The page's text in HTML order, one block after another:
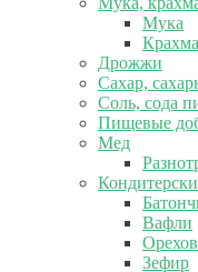
Мука
Дрожжи
Сахар,
Соль, сода
Пищевые
Мед
Вафли
Зефир